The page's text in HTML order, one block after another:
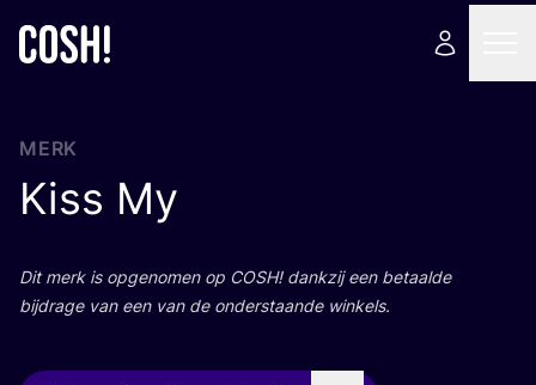
MERK
Kiss My
Dit merk is opge­no­men op COSH! dank­zij een betaal­de
bij­dra­ge van een van de onder­staan­de winkels.